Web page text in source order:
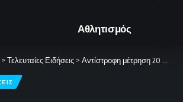
Αθλητισμός
> Τελευταίες Ειδήσεις > Αντίστροφη μέτρηση 20 ωρών για την παράδοση του Τραμπ στο Ιράν.